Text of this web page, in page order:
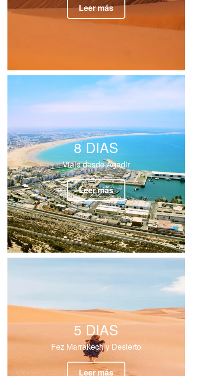
Leer más
8 DIAS
Viaje desde Agadir
Leer más
5 DIAS
Fez Marrakech y Desierto
Leer más